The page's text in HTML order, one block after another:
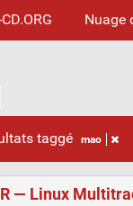
Nuage
taggé mao
— Linux